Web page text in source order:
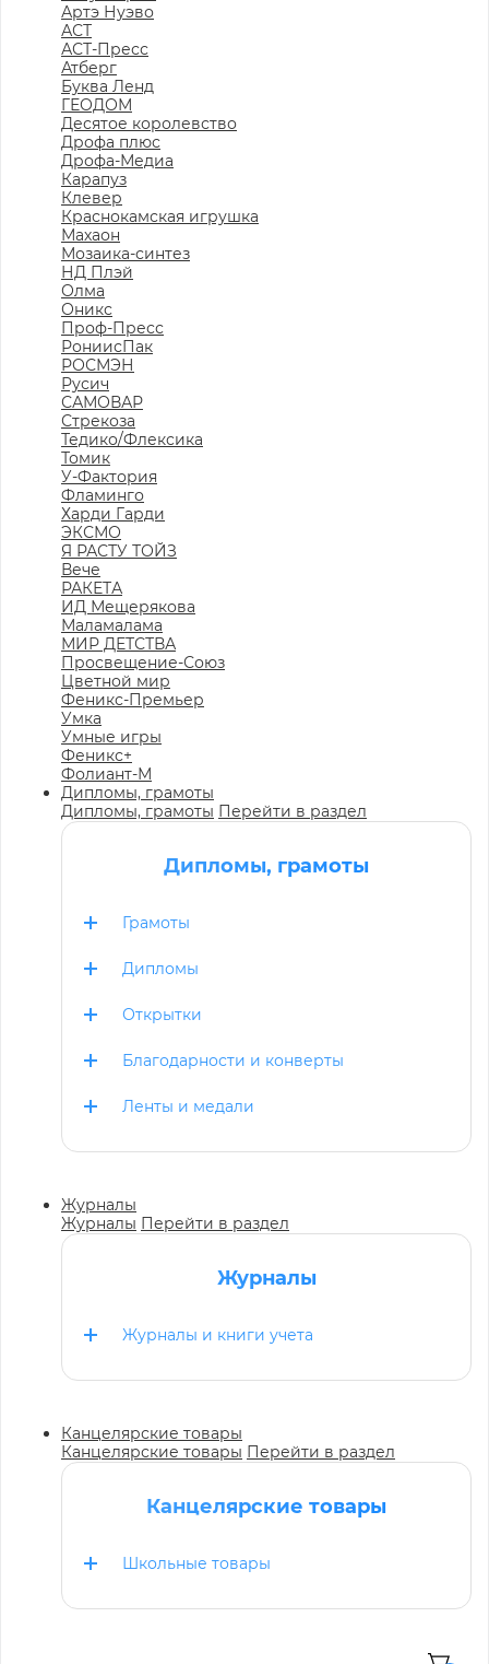
Артэ Нуэво
АСТ
АСТ-Пресс
Атберг
Буква Ленд
ГЕОДОМ
Десятое королевство
Дрофа плюс
Дрофа-Медиа
Карапуз
Клевер
Краснокамская игрушка
Махаон
Мозаика-синтез
НД Плэй
Олма
Оникс
Проф-Пресс
РониисПак
РОСМЭН
Русич
САМОВАР
Стрекоза
Тедико/Флексика
Томик
У-Фактория
Фламинго
Харди Гарди
ЭКСМО
Я РАСТУ ТОЙЗ
Вече
РАКЕТА
ИД Мещерякова
Маламалама
МИР ДЕТСТВА
Просвещение-Союз
Цветной мир
Феникс-Премьер
Умка
Умные игры
Феникс+
Фолиант-М
Дипломы, грамоты
Дипломы, грамоты Перейти в раздел
Дипломы, грамоты
Грамоты
Дипломы
Открытки
Благодарности и конверты
Ленты и медали
Журналы
Журналы Перейти в раздел
Журналы
Журналы и книги учета
Канцелярские товары
Канцелярские товары Перейти в раздел
Канцелярские товары
Школьные товары